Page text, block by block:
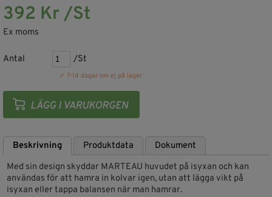
392 Kr /St
Ex moms
Antal /St
✓ 7-14 dagar om ej på lager
Beskrivning Produktdata
Dokument
Med sin design skyddar MARTEAU huvudet på isyxan och kan
användas för att hamra in kolvar igen, utan att lägga vikt på
isyxan eller tappa balansen när man hamrar.